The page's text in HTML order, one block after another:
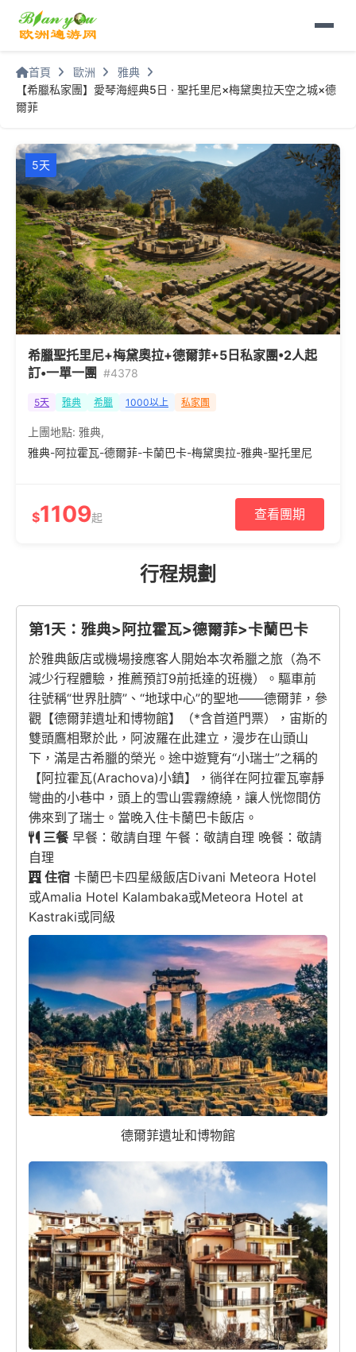
首頁 歐洲
雅典
【希臘私家團】愛琴海經典5日 · 聖托里尼×梅黛奧拉天空之城×德
爾菲
5天
希臘聖托里尼+梅黛奧拉+德爾菲+5日私家團•2人起
訂•一單一團 #4378
5天 雅典 希臘 1000以上 私家團
上團地點: 雅典,
雅典-阿拉霍瓦-德爾菲-卡蘭巴卡-梅黛奧拉-雅典-聖托里尼
$1109起 查看團期
行程規劃
第1天：雅典>阿拉霍瓦>德爾菲>卡蘭巴卡
於雅典飯店或機場接應客人開始本次希臘之旅（為不
減少行程體驗，推薦預訂9前抵達的班機）。驅車前
往號稱“世界肚臍”、“地球中心”的聖地——德爾菲，參
觀【德爾菲遺址和博物館】（*含首道門票），宙斯的
雙頭鷹相聚於此，阿波羅在此建立，漫步在山頭山
下，滿是古希臘的榮光。途中遊覽有“小瑞士”之稱的
【阿拉霍瓦(Arachova)小鎮】，徜徉在阿拉霍瓦寧靜
彎曲的小巷中，頭上的雪山雲霧繚繞，讓人恍惚間仿
佛來到了瑞士。當晚入住卡蘭巴卡飯店。
三餐早餐：敬請自理 午餐：敬請自理 晚餐：敬請
自理
住宿 卡蘭巴卡四星級飯店Divani Meteora Hotel
或Amalia Hotel Kalambaka或Meteora Hotel at
Kastraki或同級
德爾菲遺址和博物館